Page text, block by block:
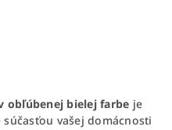
obľúbenej bielej farbe je
vašej domácnosti